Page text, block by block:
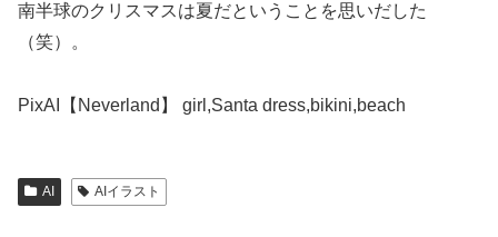
南半球のクリスマスは夏だということを思いだした
（笑）。
PixAI【Neverland】 girl,Santa dress,bikini,beach
AI AIイラスト